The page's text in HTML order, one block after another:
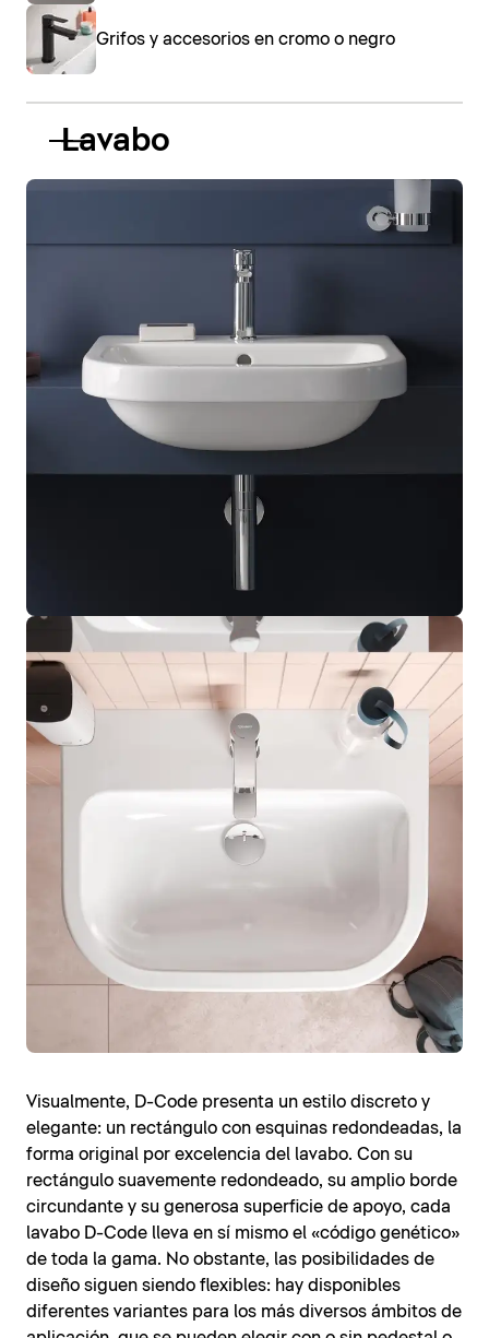
Grifos y accesorios en cromo o negro
Lavabo
Visualmente, D-Code presenta un estilo discreto y
elegante: un rectángulo con esquinas redondeadas, la
forma original por excelencia del lavabo. Con su
rectángulo suavemente redondeado, su amplio borde
circundante y su generosa superficie de apoyo, cada
lavabo D-Code lleva en sí mismo el «código genético»
de toda la gama. No obstante, las posibilidades de
diseño siguen siendo flexibles: hay disponibles
diferentes variantes para los más diversos ámbitos de